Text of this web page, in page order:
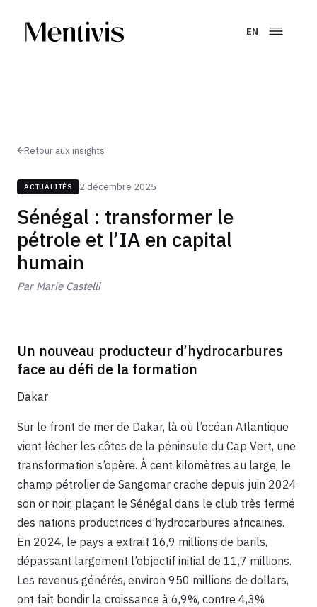
EN
Retour aux insights
ACTUALITÉS 2 décembre 2025
Sénégal : transformer le
pétrole et l’IA en capital
humain
Par Marie Castelli
Un nouveau producteur d’hydrocarbures
face au défi de la formation
Dakar
Sur le front de mer de Dakar, là où l’océan Atlantique
vient lécher les côtes de la péninsule du Cap Vert, une
transformation s’opère. À cent kilomètres au large, le
champ pétrolier de Sangomar crache depuis juin 2024
son or noir, plaçant le Sénégal dans le club très fermé
des nations productrices d’hydrocarbures africaines.
En 2024, le pays a extrait 16,9 millions de barils,
dépassant largement l’objectif initial de 11,7 millions.
Les revenus générés, environ 950 millions de dollars,
ont fait bondir la croissance à 6,9%, contre 4,3%